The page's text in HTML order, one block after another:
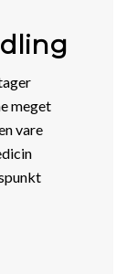
meget
vare